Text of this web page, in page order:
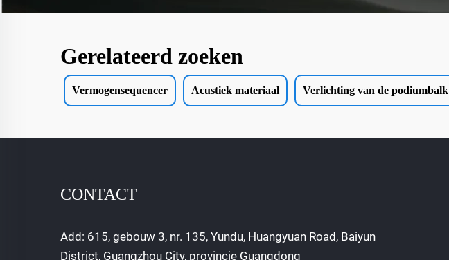
Gerelateerd zoeken
Vermogensequencer Acustiek materiaal Verlichting van de podiumbalk
CONTACT
Add: 615, gebouw 3, nr. 135, Yundu, Huangyuan Road, Baiyun
District, Guangzhou City, provincie Guangdong